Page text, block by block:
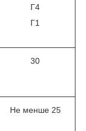
Г4
Г1
30
Не менше 25